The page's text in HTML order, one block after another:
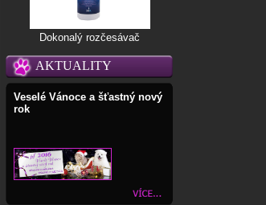
Dokonalý rozčesávač
AKTUALITY
Veselé Vánoce a šťastný nový
rok